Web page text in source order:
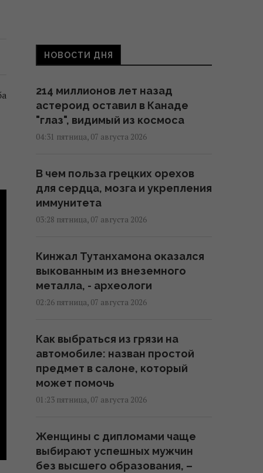
НОВОСТИ ДНЯ
214 миллионов лет назад
астероид оставил в Канаде
"глаз", видимый из космоса
04:31 пятница, 07 августа 2026
В чем польза грецких орехов
для сердца, мозга и укрепления
иммунитета
03:28 пятница, 07 августа 2026
Кинжал Тутанхамона оказался
выкованным из внеземного
металла, - археологи
02:26 пятница, 07 августа 2026
Как выбраться из грязи на
автомобиле: назван простой
предмет в салоне, который
может помочь
01:23 пятница, 07 августа 2026
Женщины с дипломами чаще
выбирают успешных мужчин
без высшего образования, –